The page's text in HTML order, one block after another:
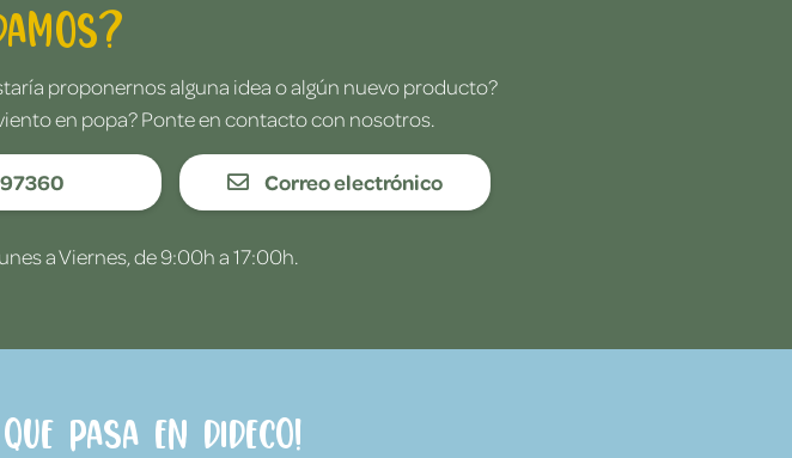
proponernos alguna idea o algún nuevo producto?
en popa? Ponte en contacto con nosotros.
Correo electrónico
a Viernes, de 9:00h a 17:00h.
pasa en Dideco!